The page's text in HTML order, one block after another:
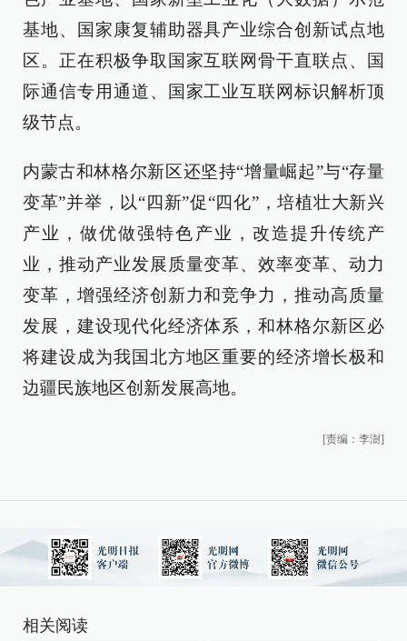
基地、国家康复辅助器具产业综合创新试点地
区。正在积极争取国家互联网骨干直联点、国
际通信专用通道、国家工业互联网标识解析顶
级节点。
内蒙古和林格尔新区还坚持“增量崛起”与“存量
变革”并举，以“四新”促“四化”，培植壮大新兴
产业，做优做强特色产业，改造提升传统产
业，推动产业发展质量变革、效率变革、动力
变革，增强经济创新力和竞争力，推动高质量
发展，建设现代化经济体系，和林格尔新区必
将建设成为我国北方地区重要的经济增长极和
边疆民族地区创新发展高地。
[责编：李澍]
相关阅读